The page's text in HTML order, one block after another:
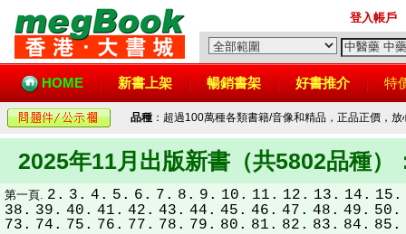
登入帳戶
HOME 新書上架 暢銷書架 好書推介 特
品種 ：超過100萬種各類書籍/音像和精品，正品正價，
2025年11月出版新書（共5802品種）
第一頁. 2. 3. 4. 5. 6. 7. 8. 9. 10. 11. 12. 13. 14. 15.
38. 39. 40. 41. 42. 43. 44. 45. 46. 47. 48. 49. 50.
73. 74. 75. 76. 77. 78. 79. 80. 81. 82. 83. 84. 85.